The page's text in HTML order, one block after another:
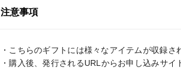
注意事項
・こちらのギフトには様々なアイテムが収録さ
・購入後、発行されるURLからお申し込みサ